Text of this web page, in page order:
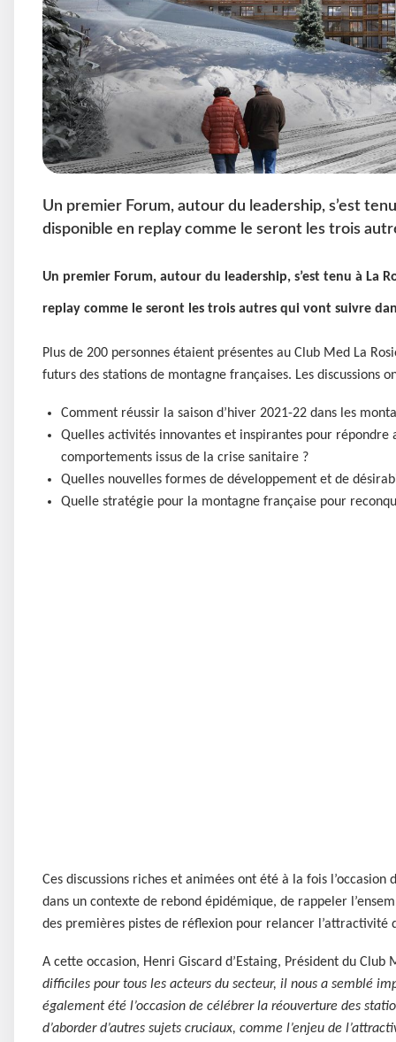
Un premier Forum, autour du leadership, s’est
disponible en replay comme le seront les trois
Un premier Forum, autour du leadership, s’est tenu à La
replay comme le seront les trois autres qui vont suivre
Plus de 200 personnes étaient présentes au Club Med La
futurs des stations de montagne françaises. Les discussions
Comment réussir la saison d’hiver 2021-22 dans les
Quelles activités innovantes et inspirantes pour
comportements issus de la crise sanitaire ?
Quelles nouvelles formes de développement et de
Quelle stratégie pour la montagne française pour
Ces discussions riches et animées ont été à la fois
dans un contexte de rebond épidémique, de rappeler
des premières pistes de réflexion pour relancer l’attractivité
A cette occasion, Henri Giscard d’Estaing, Président du Club
difficiles pour tous les acteurs du secteur, il nous a semblé
également été l’occasion de célébrer la réouverture des
d’aborder d’autres sujets cruciaux, comme l’enjeu de